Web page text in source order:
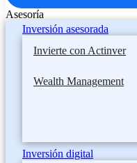
Asesoría
Inversión asesorada
Invierte con Actinver
Wealth Management
Inversión digital